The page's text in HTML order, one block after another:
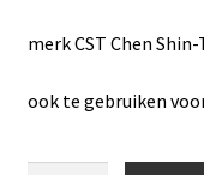
merk CST Chen
ook te gebruiken